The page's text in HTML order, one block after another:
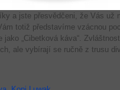
a jste přesvědčeni, že Vás už
totiž představíme vzácnou
jako „Cibetková káva“.
ale vybírají se ručně z trusu